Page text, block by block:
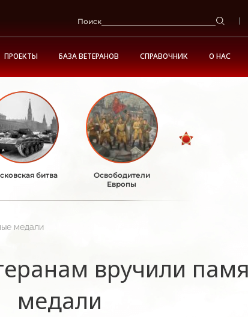
Поиск
ПРОЕКТЫ БАЗА ВЕТЕРАНОВ СПРАВОЧНИК О НАС
битва
Освободители
Европы
медали
вручили
медали